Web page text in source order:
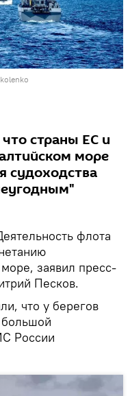
страны ЕС и
море
судоходства
флота
заявил пресс-
Песков.
что у берегов
России